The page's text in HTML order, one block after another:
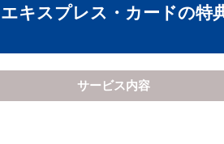
キスプレス・カードの特
サービス内容